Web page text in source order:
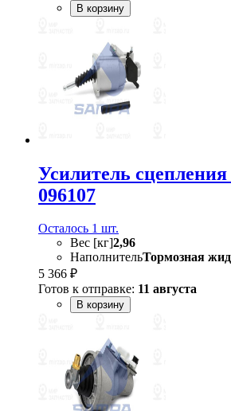
В корзину
Усилитель
096107
Осталось 1 шт.
Вес [кг]2,96
НаполнительТормозная
5 366 ₽
Готов к отправке: 11 августа
В корзину